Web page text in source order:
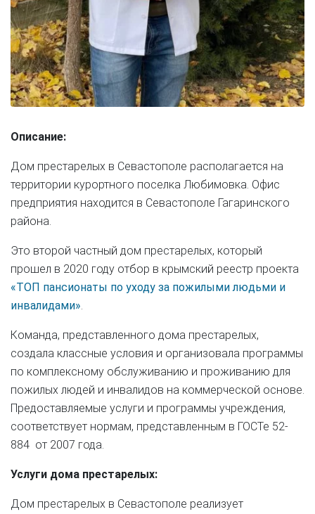
Описание:
Дом престарелых в Севастополе располагается на
территории курортного поселка Любимовка. Офис
предприятия находится в Севастополе Гагаринского
района.
Это второй частный дом престарелых, который
прошел в 2020 году отбор в крымский реестр проекта
«ТОП пансионаты по уходу за пожилыми людьми и
инвалидами».
Команда, представленного дома престарелых,
создала классные условия и организовала программы
по комплексному обслуживанию и проживанию для
пожилых людей и инвалидов на коммерческой основе.
Предоставляемые услуги и программы учреждения,
соответствует нормам, представленным в ГОСТе 52-
884 от 2007 года.
Услуги дома престарелых:
Дом престарелых в Севастополе реализует